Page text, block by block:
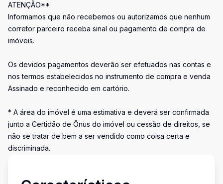
ATENÇÃO**
Informamos que não recebemos ou autorizamos que nenhum
corretor parceiro receba sinal ou pagamento de compra de
imóveis.
Os devidos pagamentos deverão ser efetuados nas contas e
nos termos estabelecidos no instrumento de compra e venda
Assinado e reconhecido em cartório.
* A área do imóvel é uma estimativa e deverá ser confirmada
junto a Certidão de Ônus do imóvel ou cessão de direitos, se
não se tratar de bem a ser vendido como coisa certa e
discriminada.